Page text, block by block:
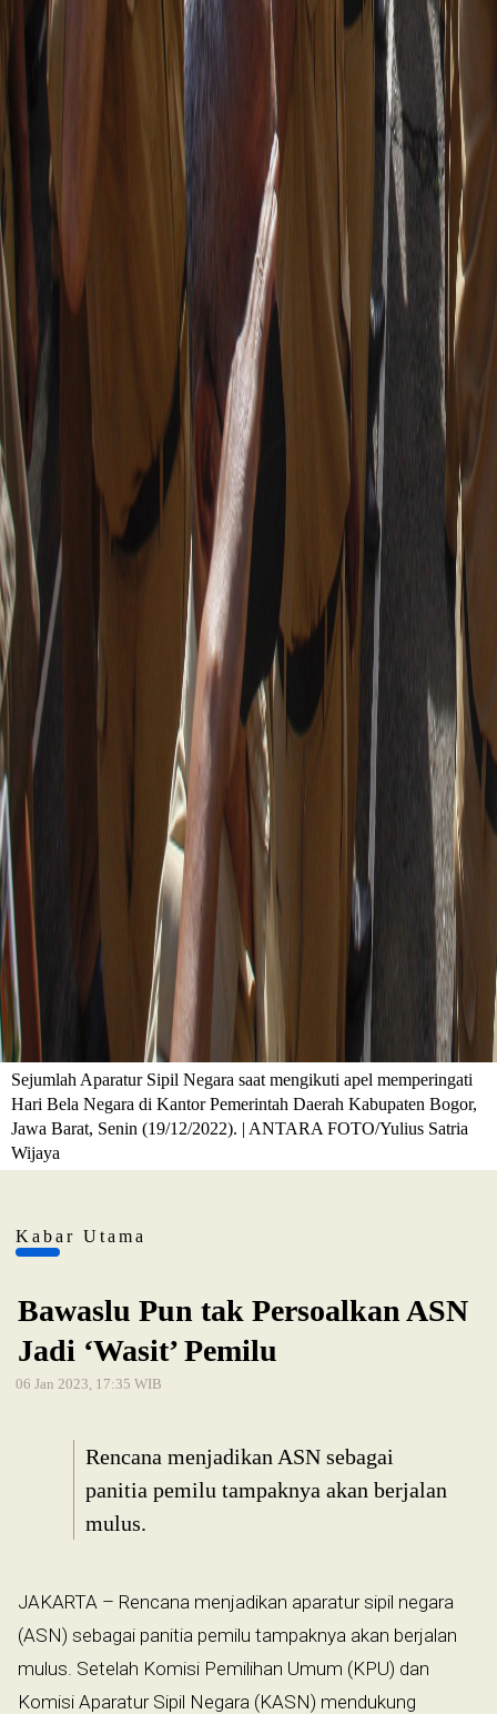
Sejumlah Aparatur Sipil Negara saat mengikuti apel memperingati
Hari Bela Negara di Kantor Pemerintah Daerah Kabupaten Bogor,
Jawa Barat, Senin (19/12/2022). | ANTARA FOTO/Yulius Satria
Wijaya
Kabar Utama
Bawaslu Pun tak Persoalkan ASN
Jadi ‘Wasit’ Pemilu
06 Jan 2023, 17:35 WIB
Rencana menjadikan ASN sebagai
panitia pemilu tampaknya akan berjalan
mulus.
JAKARTA – Rencana menjadikan aparatur sipil negara
(ASN) sebagai panitia pemilu tampaknya akan berjalan
mulus. Setelah Komisi Pemilihan Umum (KPU) dan
Komisi Aparatur Sipil Negara (KASN) mendukung